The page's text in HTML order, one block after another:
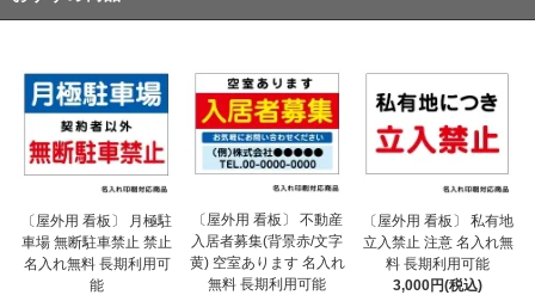
〔屋外用 看板〕 月極駐
車場 無断駐車禁止 禁止
名入れ無料 長期利用可
能
〔屋外用 看板〕 不動産
入居者募集(背景赤/文字
黄) 空室あります 名入れ
無料 長期利用可能
〔屋外用 看板〕 私有地
立入禁止 注意 名入れ無
料 長期利用可能
3,000円(税込)